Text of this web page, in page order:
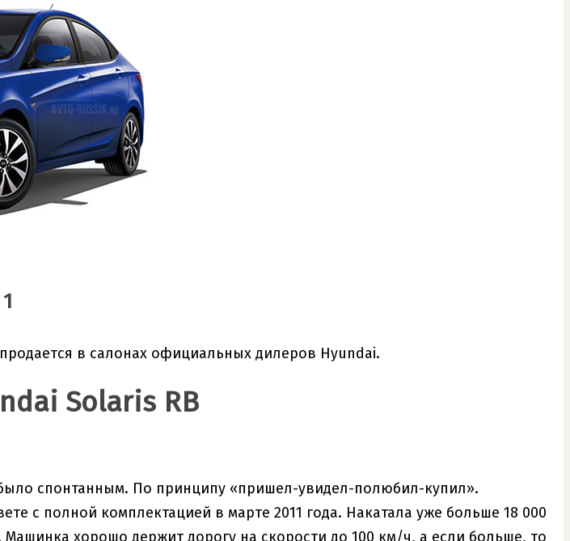
в салонах официальных дилеров Hyundai.
Solaris RB
спонтанным. По принципу «пришел-увидел-полюбил-купил».
с полной комплектацией в марте 2011 года. Накатала уже больше 18 000
хорошо держит дорогу на скорости до 100 км/ч, а если больше, то